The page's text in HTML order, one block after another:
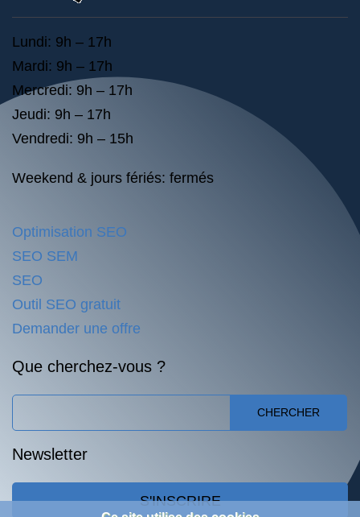
Lundi: 9h – 17h
Mardi: 9h – 17h
Mercredi: 9h – 17h
Jeudi: 9h – 17h
Vendredi: 9h – 15h
Weekend & jours fériés: fermés
Optimisation SEO
SEO SEM
SEO
Outil SEO gratuit
Demander une offre
Que cherchez-vous ?
CHERCHER
Newsletter
S'INSCRIRE